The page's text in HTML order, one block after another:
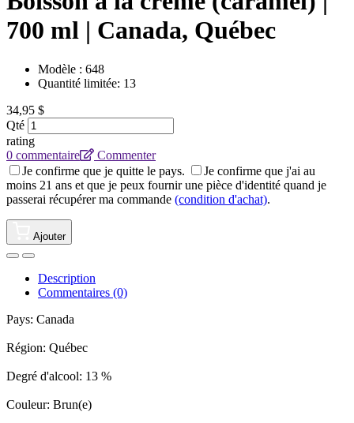
700 ml | Canada, Québec
Modèle : 648
Quantité limitée: 13
34,95 $
Qté
rating
0 commentaire
Commenter
Je confirme que je quitte le pays.
Je confirme que j'ai au
moins 21 ans et que je peux fournir une pièce d'identité quand je
passerai récupérer ma commande (condition d'achat).
Ajouter
Description
Commentaires (0)
Pays: Canada
Région: Québec
Degré d'alcool: 13 %
Couleur: Brun(e)